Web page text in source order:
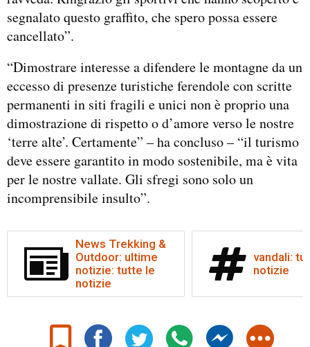
segnalato questo graffito, che spero possa essere
cancellato”.
“Dimostrare interesse a difendere le montagne da un
eccesso di presenze turistiche ferendole con scritte
permanenti in siti fragili e unici non è proprio una
dimostrazione di rispetto o d’amore verso le nostre
‘terre alte’. Certamente” – ha concluso – “il turismo
deve essere garantito in modo sostenibile, ma è vita
per le nostre vallate. Gli sfregi sono solo un
incomprensibile insulto”.
News Trekking &
Outdoor: ultime
notizie: tutte le
notizie
vandali:
notizie